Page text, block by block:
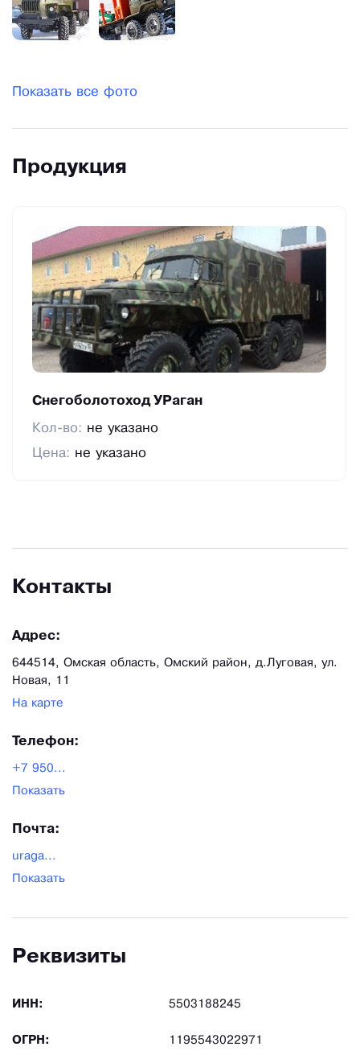
дорожной и коммунальной техники, пожарной
Показать все фото
Продукция
Снегоболотоход УРаган
Кол-во: не указано
Цена: не указано
Контакты
Адрес:
644514, Омская область, Омский район, д.Луговая, ул.
Новая, 11
На карте
Телефон:
+7 950...
Показать
Почта:
uraga...
Показать
Реквизиты
ИНН: 5503188245
ОГРН: 1195543022971